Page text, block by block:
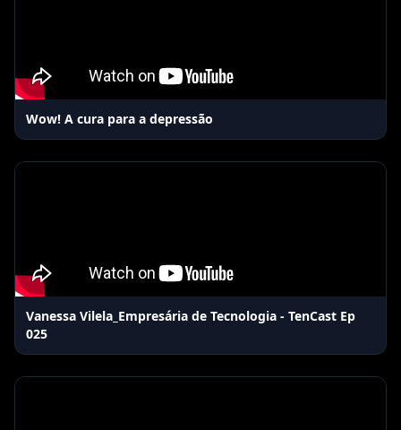
Wow! A cura para a depressão
Vanessa Vilela_Empresária de Tecnologia - TenCast Ep
025